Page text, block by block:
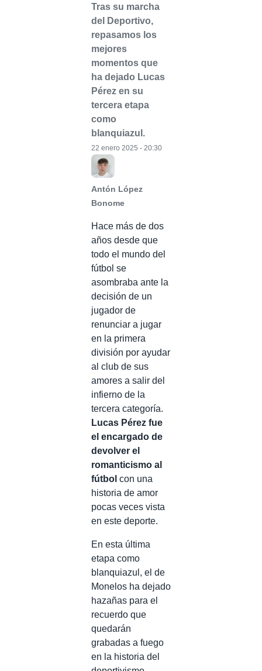
Tras su marcha
del Deportivo,
repasamos los
mejores
momentos que
ha dejado Lucas
Pérez en su
tercera etapa
como
blanquiazul.
Antón López
Bonome
22 enero 2025 - 20:30
Hace más de dos
años desde que
todo el mundo del
fútbol se
asombraba ante la
decisión de un
jugador de
renunciar a jugar
en la primera
división por ayudar
al club de sus
amores a salir del
infierno de la
tercera categoría.
Lucas Pérez fue
el encargado de
devolver el
romanticismo al
fútbol con una
historia de amor
pocas veces vista
en este deporte.
En esta última
etapa como
blanquiazul, el de
Monelos ha dejado
hazañas para el
recuerdo que
quedarán
grabadas a fuego
en la historia del